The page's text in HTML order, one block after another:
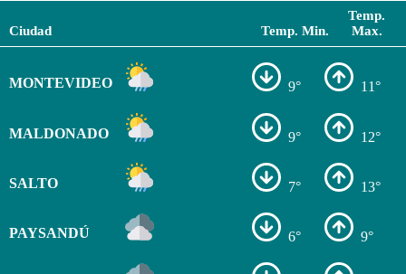
Ciudad Temp. Min.
Temp.
Max.
MONTEVIDEO 9° 11°
MALDONADO 9° 12°
SALTO 7° 13°
PAYSANDÚ 6° 9°